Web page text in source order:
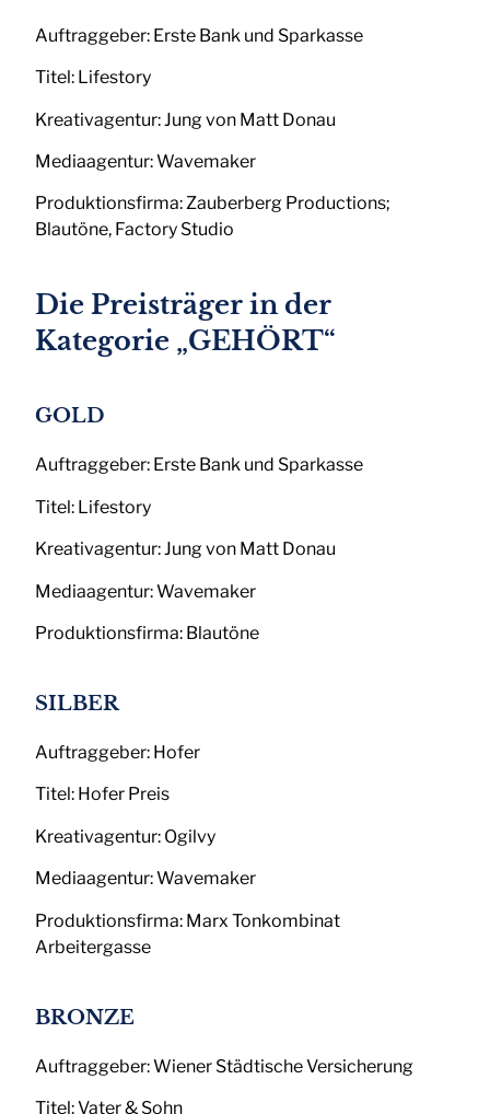
Auftraggeber: Erste Bank und Sparkasse
Titel: Lifestory
Kreativagentur: Jung von Matt Donau
Mediaagentur: Wavemaker
Produktionsfirma: Zauberberg Productions;
Blautöne, Factory Studio
Die Preisträger in der
Kategorie „GEHÖRT“
GOLD
Auftraggeber: Erste Bank und Sparkasse
Titel: Lifestory
Kreativagentur: Jung von Matt Donau
Mediaagentur: Wavemaker
Produktionsfirma: Blautöne
SILBER
Auftraggeber: Hofer
Titel: Hofer Preis
Kreativagentur: Ogilvy
Mediaagentur: Wavemaker
Produktionsfirma: Marx Tonkombinat
Arbeitergasse
BRONZE
Auftraggeber: Wiener Städtische Versicherung
Titel: Vater & Sohn